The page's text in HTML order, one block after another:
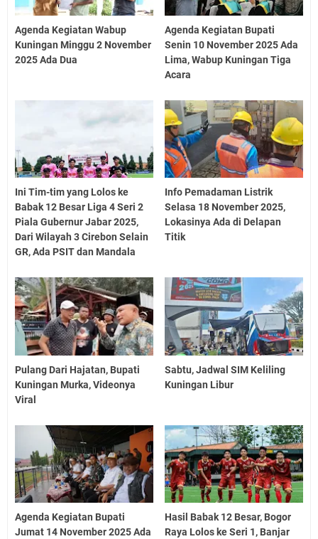
Agenda Kegiatan Wabup
Kuningan Minggu 2 November
2025 Ada Dua
Agenda Kegiatan Bupati
Senin 10 November 2025 Ada
Lima, Wabup Kuningan Tiga
Acara
Ini Tim-tim yang Lolos ke
Babak 12 Besar Liga 4 Seri 2
Piala Gubernur Jabar 2025,
Dari Wilayah 3 Cirebon Selain
GR, Ada PSIT dan Mandala
Info Pemadaman Listrik
Selasa 18 November 2025,
Lokasinya Ada di Delapan
Titik
Pulang Dari Hajatan, Bupati
Kuningan Murka, Videonya
Viral
Sabtu, Jadwal SIM Keliling
Kuningan Libur
Agenda Kegiatan Bupati
Jumat 14 November 2025 Ada
Hasil Babak 12 Besar, Bogor
Raya Lolos ke Seri 1, Banjar